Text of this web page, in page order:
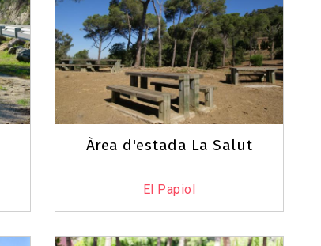
Leaflet |©OpenStreetMapcontributors
Àrea d'estada La Salut
El Papiol